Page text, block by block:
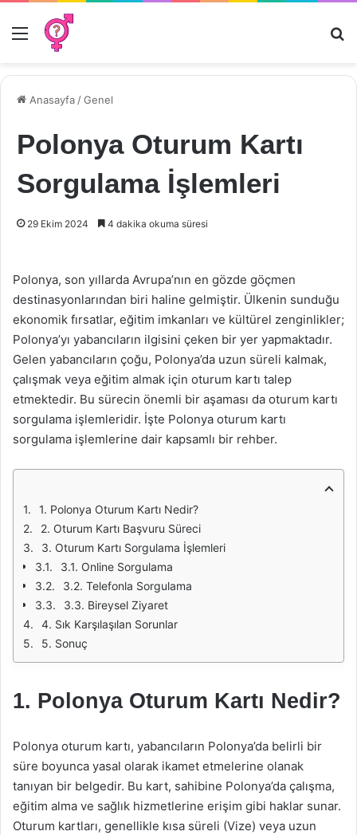
Menü
Anasayfa /Genel
Polonya Oturum Kartı
Sorgulama İşlemleri
29 Ekim 2024 4 dakika okuma süresi
Polonya, son yıllarda Avrupa’nın en gözde göçmen
destinasyonlarından biri haline gelmiştir. Ülkenin sunduğu
ekonomik fırsatlar, eğitim imkanları ve kültürel zenginlikler;
Polonya’yı yabancıların ilgisini çeken bir yer yapmaktadır.
Gelen yabancıların çoğu, Polonya’da uzun süreli kalmak,
çalışmak veya eğitim almak için oturum kartı talep
etmektedir. Bu sürecin önemli bir aşaması da oturum kartı
sorgulama işlemleridir. İşte Polonya oturum kartı
sorgulama işlemlerine dair kapsamlı bir rehber.
1. Polonya Oturum Kartı Nedir?
2. Oturum Kartı Başvuru Süreci
3. Oturum Kartı Sorgulama İşlemleri
3.1. Online Sorgulama
3.2. Telefonla Sorgulama
3.3. Bireysel Ziyaret
4. Sık Karşılaşılan Sorunlar
5. Sonuç
1. Polonya Oturum Kartı Nedir?
Polonya oturum kartı, yabancıların Polonya’da belirli bir
süre boyunca yasal olarak ikamet etmelerine olanak
tanıyan bir belgedir. Bu kart, sahibine Polonya’da çalışma,
eğitim alma ve sağlık hizmetlerine erişim gibi haklar sunar.
Oturum kartları, genellikle kısa süreli (Vize) veya uzun